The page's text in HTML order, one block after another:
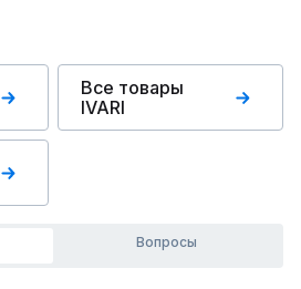
Все товары
IVARI
Вопросы